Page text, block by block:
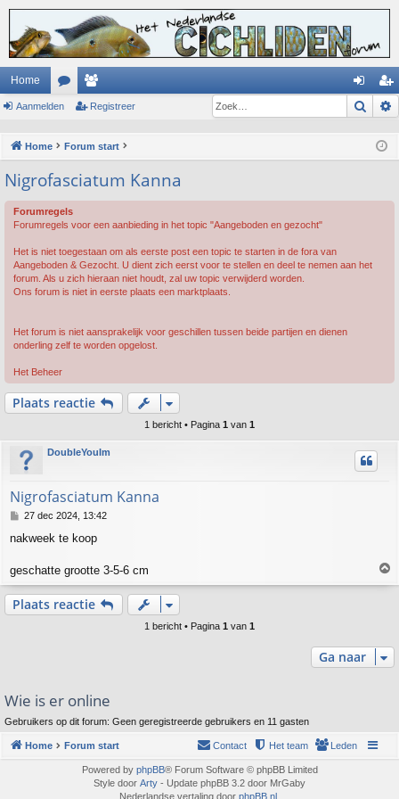
Home
or
m
s
ed an
el
eg
re
Aanmelden Registreer Zoek
Home Forum start
Nigrofasciatum Kanna
Forumregels
Forumregels voor een aanbieding in het topic "Aangeboden en gezocht"
Het is niet toegestaan om als eerste post een topic te starten in de fora van
Aangeboden & Gezocht. U dient zich eerst voor te stellen en deel te nemen aan het
forum. Als u zich hieraan niet houdt, zal uw topic verwijderd worden.
Ons forum is niet in eerste plaats een marktplaats.
Het forum is niet aansprakelijk voor geschillen tussen beide partijen en dienen
onderling zelf te worden opgelost.
Het Beheer
Plaats reactie
1 bericht • Pagina 1 van 1
DoubleYouIm
Nigrofasciatum Kanna
B
r
c
t
27 dec 2024, 13:42
nakweek te koop
geschatte grootte 3-5-6 cm
Plaats reactie
1 bericht • Pagina 1 van 1
Ga naar
Wie is er online
Gebruikers op dit forum: Geen geregistreerde gebruikers en 11 gasten
Home Forum start Leden
Het team
Contact
Powered by phpBB® Forum Software © phpBB Limited
Style door Arty - Update phpBB 3.2 door MrGaby
Nederlandse vertaling door phpBB.nl